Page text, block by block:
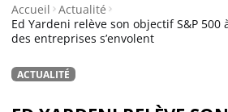
Actualité
Accueil Actualité
Ed Yardeni relève son objectif S&P 500
des entreprises s’envolent
ACTUALITÉ